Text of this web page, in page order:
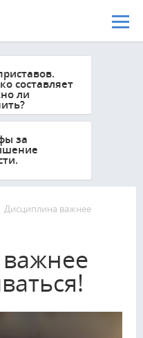
составляет
ли
за
Дисциплина важнее